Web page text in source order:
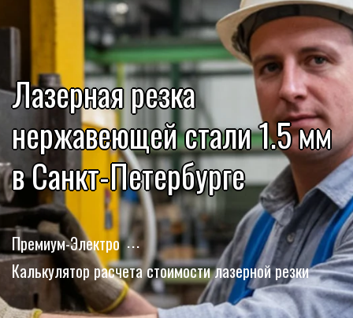
Лазерная резка
нержавеющей стали 1.5 мм
в Санкт-Петербурге
Премиум-Электро
Калькулятор расчета стоимости лазерной резки